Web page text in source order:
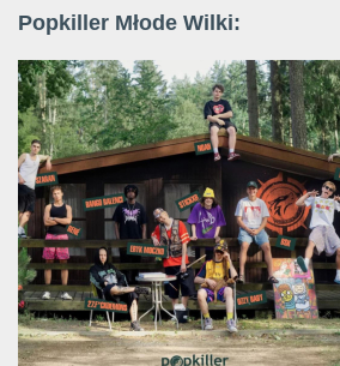
Popkiller Młode Wilki: